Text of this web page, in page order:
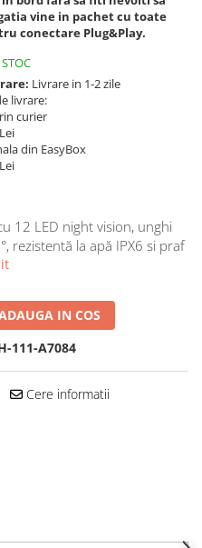
vine in pachet cu toate
conectare Plug&Play.
Livrare in 1-2 zile
livrare:
curier
din EasyBox
12 LED night vision, unghi
rezistentă la apă IPX6 si praf
IN COS
111-A7084
Cere informatii